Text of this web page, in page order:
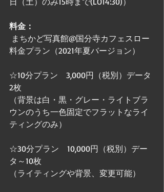
料金：
料金プラン（2021年夏バージョン）
☆10分プラン　3,000円（税別）データ
2枚
（背景は白・黒・グレー・ライトブラ
ウンのうち一色固定でフラットなライ
ティングのみ）
☆30分プラン　10,000円（税別）デー
タ～10枚
（ライティングや背景、変更可能）